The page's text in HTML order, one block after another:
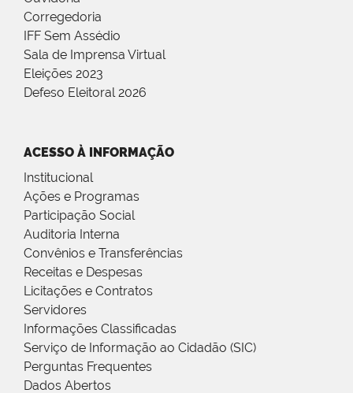
Corregedoria
IFF Sem Assédio
Sala de Imprensa Virtual
Eleições 2023
Defeso Eleitoral 2026
ACESSO À INFORMAÇÃO
Institucional
Ações e Programas
Participação Social
Auditoria Interna
Convênios e Transferências
Receitas e Despesas
Licitações e Contratos
Servidores
Informações Classificadas
Serviço de Informação ao Cidadão (SIC)
Perguntas Frequentes
Dados Abertos